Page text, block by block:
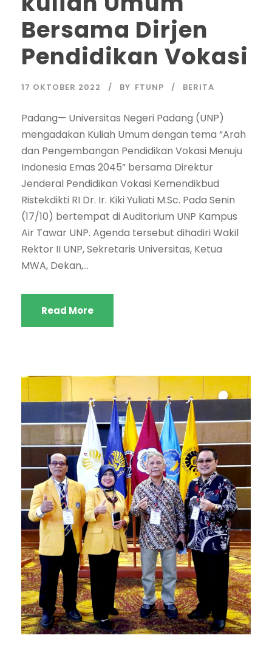
Bersama Dirjen
Pendidikan Vokasi
17 OKTOBER 2022 BY FTUNP BERITA
Padang— Universitas Negeri Padang (UNP)
mengadakan Kuliah Umum dengan tema “Arah
dan Pengembangan Pendidikan Vokasi Menuju
Indonesia Emas 2045” bersama Direktur
Jenderal Pendidikan Vokasi Kemendikbud
Ristekdikti RI Dr. Ir. Kiki Yuliati M.Sc. Pada Senin
(17/10) bertempat di Auditorium UNP Kampus
Air Tawar UNP. Agenda tersebut dihadiri Wakil
Rektor II UNP, Sekretaris Universitas, Ketua
MWA, Dekan,...
Read More